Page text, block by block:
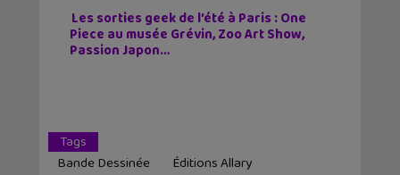
Les sorties geek de l’été à Paris : One
Piece au musée Grévin, Zoo Art Show,
Passion Japon…
Tags
Bande Dessinée
Éditions Allary